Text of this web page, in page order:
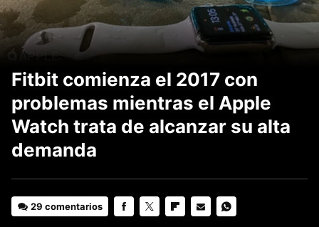
Fitbit comienza el 2017 con
problemas mientras el Apple
Watch trata de alcanzar su alta
demanda
29 comentarios